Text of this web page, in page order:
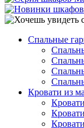
Спальные
Кровати из